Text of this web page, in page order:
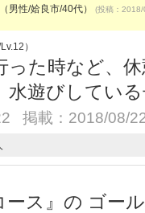
男性/姶良市/40代） (投稿：
）
った時など、
水遊びしてい
掲載：2018/08/
ス』の ゴー